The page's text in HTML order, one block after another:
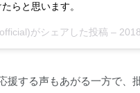
らと思います。
がシェアした投稿 – 2018年
援する声もあがる一方で、